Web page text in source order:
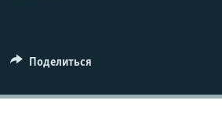
Поделиться